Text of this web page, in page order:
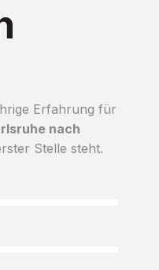
Erfahrung für
nach
Stelle steht.